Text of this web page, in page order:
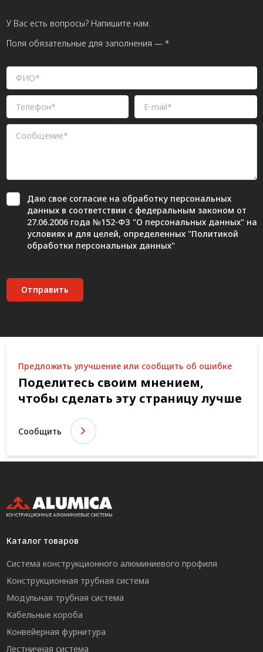
У Вас есть вопросы? Напишите нам.
Поля обязательные для заполнения — *
Даю свое согласиена обработку персональных
данных в соответствии с федеральным законом от
27.06.2006 года №152-ФЗ "О персональных данных" на
условиях и для целей, определенных "Политикой
обработки персональных данных"
Отправить
Предложить улучшение или сообщить об ошибке
Поделитесь своим мнением,
чтобы сделать эту страницу лучше
Сообщить
Каталог товаров
Система конструкционного алюминиевого профиля
Конструкционная трубная система
Модульная трубная система
Кабельные короба
Конвейерная фурнитура
Лестничная система